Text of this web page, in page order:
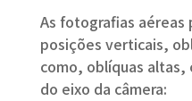
As fotografias aéreas
posições verticais,
como, oblíquas altas,
do eixo da câmera: